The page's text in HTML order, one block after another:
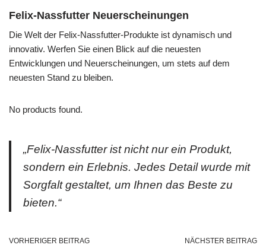
Felix-Nassfutter Neuerscheinungen
Die Welt der Felix-Nassfutter-Produkte ist dynamisch und
innovativ. Werfen Sie einen Blick auf die neuesten
Entwicklungen und Neuerscheinungen, um stets auf dem
neuesten Stand zu bleiben.
No products found.
„Felix-Nassfutter ist nicht nur ein Produkt,
sondern ein Erlebnis. Jedes Detail wurde mit
Sorgfalt gestaltet, um Ihnen das Beste zu
bieten.“
VORHERIGER BEITRAG NÄCHSTER BEITRAG